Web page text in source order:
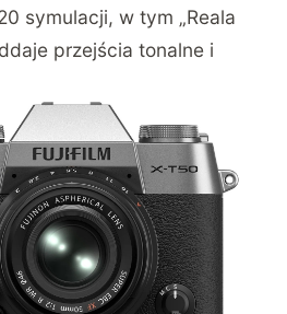
symulacji, w tym „Reala
przejścia tonalne i